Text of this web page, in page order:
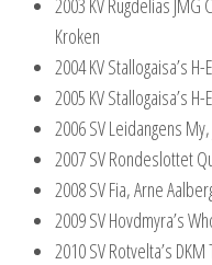
Kroken
2004 KV Stallogaisa’s
2005 KV Stallogaisa’s
2006 SV Leidangens
2007 SV Rondeslottet
2008 SV Fia, Arne
2009 SV Hovdmyra’s
2010 SV Rotvelta’s